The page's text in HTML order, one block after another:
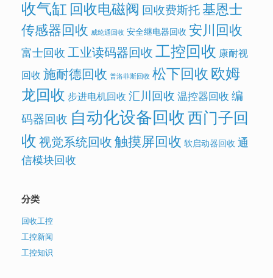
收气缸 回收电磁阀 回收费斯托基恩士
传感器回收 威纶通回收 安全继电器回收 安川回收
富士回收 工业读码器回收工控回收 康耐视
回收 施耐德回收 普洛菲斯回收 松下回收欧姆
龙回收 步进电机回收 汇川回收 温控器回收 编
码器回收 自动化设备回收西门子回
收视觉系统回收触摸屏回收 软启动器回收 通
信模块回收
分类
回收工控
工控新闻
工控知识